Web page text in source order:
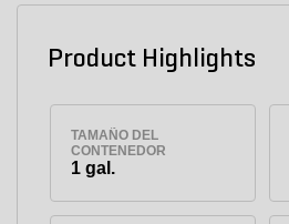
Product Highlights
TAMAÑO DEL
CONTENEDOR
1 gal.